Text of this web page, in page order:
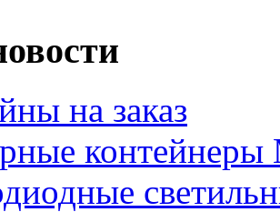
на заказ
контейнеры